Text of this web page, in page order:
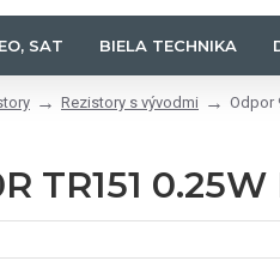
SAT BIELA TECHNIKA
Rezistory s vývodmi Odpor
TR151